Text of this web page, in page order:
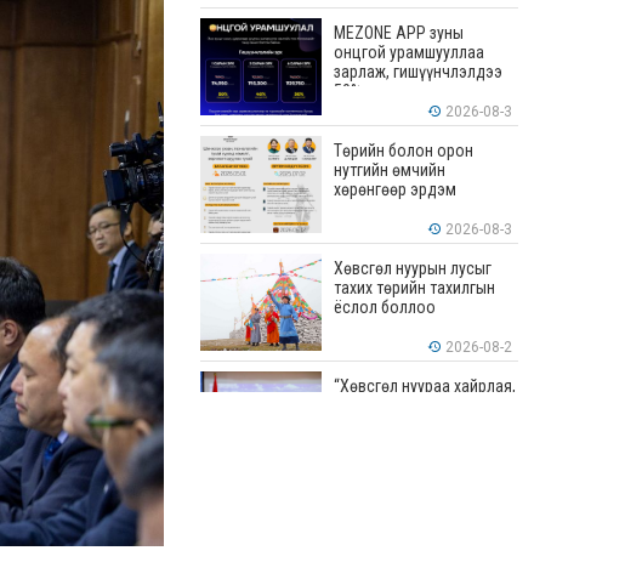
MEZONE APP зуны
онцгой урамшууллаа
зарлаж, гишүүнчлэлдээ
50% хүртэлх хөнгөлөлт
үзүүлж эхэллээ 2026-08-3
Төрийн болон орон
нутгийн өмчийн
хөрөнгөөр эрдэм
ажил хийхэд тендерийн
болон гүйцэтгэлийн
баталгаа гаргахгүй
2026-08-3
Хөвсгөл нуурын лусыг
тахих төрийн тахилгын
ёслол боллоо
2026-08-2
“Хөвсгөл нуураа хайрлая,